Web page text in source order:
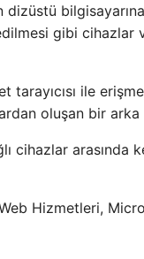
dizüstü
gibi
tarayıcısı ile
oluşan bir
cihazlar
Hizmetleri,